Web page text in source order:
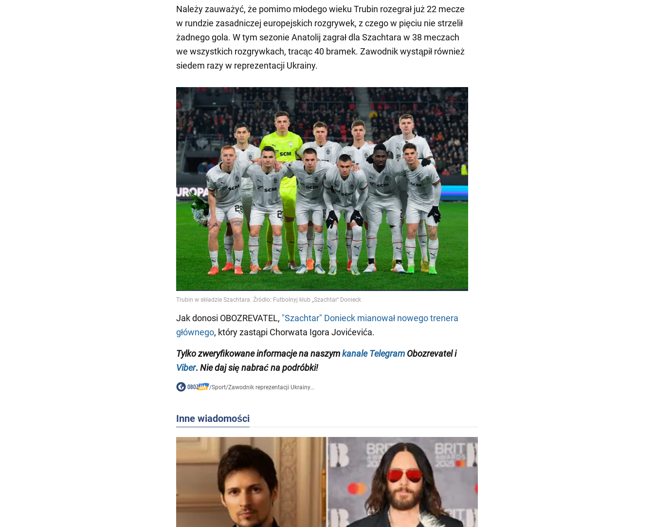
Należy zauważyć, że pomimo młodego wieku Trubin rozegrał już 22 mecze
w rundzie zasadniczej europejskich rozgrywek, z czego w pięciu nie strzelił
żadnego gola. W tym sezonie Anatolij zagrał dla Szachtara w 38 meczach
we wszystkich rozgrywkach, tracąc 40 bramek. Zawodnik wystąpił również
siedem razy w reprezentacji Ukrainy.
Jak donosi OBOZREVATEL, "Szachtar" Donieck mianował nowego trenera
głównego, który zastąpi Chorwata Igora Jovićevića.
Tylkozweryfikowane informacje na naszymkanale Telegram Obozrevatel i
Viber. Nie daj się nabrać na podróbki!
/Sport/Zawodnik reprezentacji Ukrainy...
Inne wiadomości